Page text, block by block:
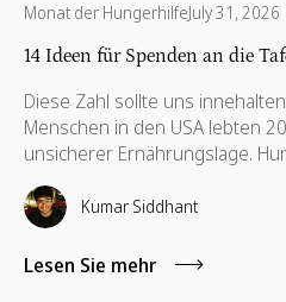
Monat der HungerhilfeJuly 31, 2026
14 Ideen für Spenden an die
Diese Zahl sollte uns
Menschen in den USA lebten
unsicherer Ernährungslage.
Problem, und die Hilfe sollte es
Sie nachhaltige Spendenideen,
echten Unterschied machen
Kumar Siddhant
Lesen Sie mehr